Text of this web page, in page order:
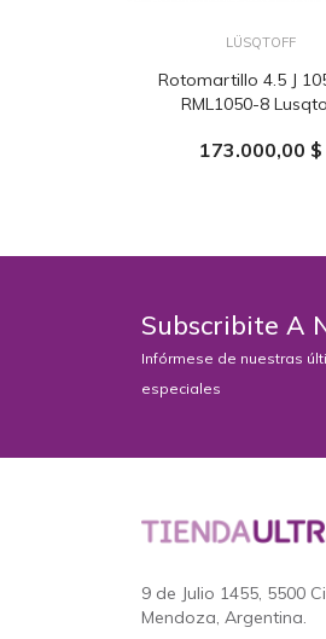
LÜSQTOFF
Rotomartillo 4.5 J
RML1050-8
173.000,00 $
Subscribite A
Infórmese de nuestras
especiales
9 de Julio 1455, 5500
Mendoza, Argentina.